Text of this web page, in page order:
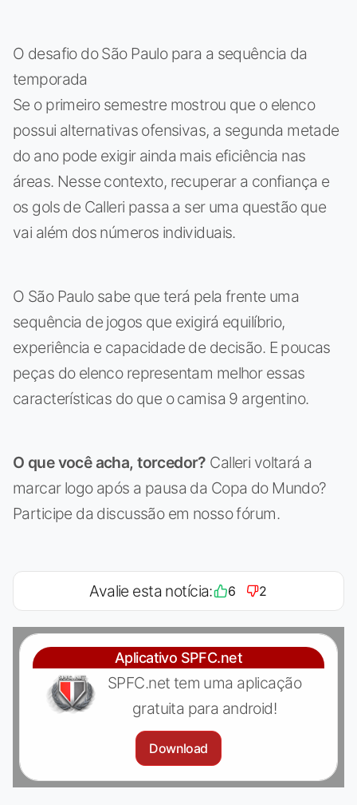
O desafio do São Paulo para a sequência da
temporada
Se o primeiro semestre mostrou que o elenco
possui alternativas ofensivas, a segunda metade
do ano pode exigir ainda mais eficiência nas
áreas. Nesse contexto, recuperar a confiança e
os gols de Calleri passa a ser uma questão que
vai além dos números individuais.
O São Paulo sabe que terá pela frente uma
sequência de jogos que exigirá equilíbrio,
experiência e capacidade de decisão. E poucas
peças do elenco representam melhor essas
características do que o camisa 9 argentino.
O que você acha, torcedor? Calleri voltará a
marcar logo após a pausa da Copa do Mundo?
Participe da discussão em nosso fórum.
Avalie esta notícia: 6 2
Aplicativo SPFC.net
SPFC.net tem uma aplicação
gratuita para android!
Download